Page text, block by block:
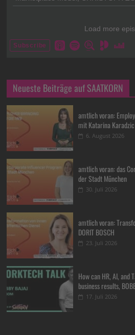
Neueste Beiträge auf SAATKORN
amtlich voran:
mit Katarina Karadzic
6. August 2026
amtlich voran: das
der Stadt München
30. Juli 2026
amtlich voran:
DORIT BOSCH
23. Juli 2026
How can HR, AI, and
business results,
17. Juli 2026